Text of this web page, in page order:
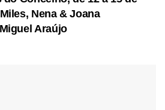
Nena & Joana
Araújo